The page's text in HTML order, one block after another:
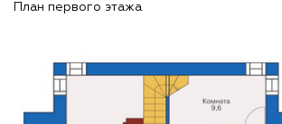
План первого этажа